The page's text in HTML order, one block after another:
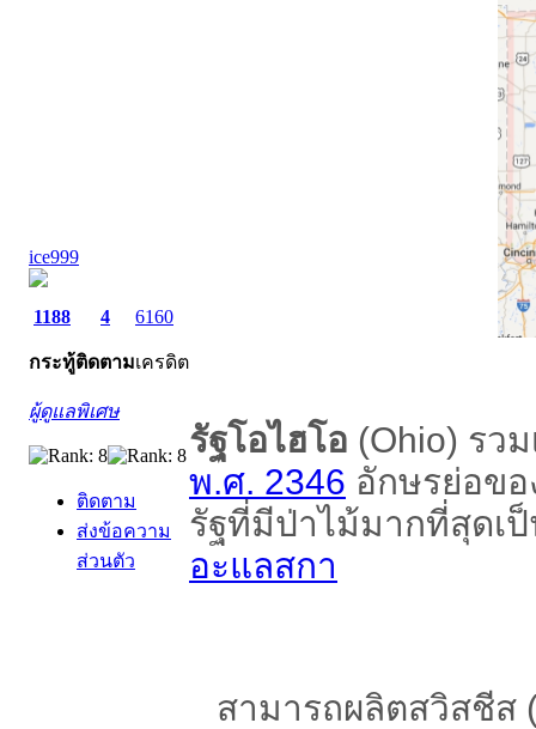
ice999
1188
กระทู้
4
ติดตาม
6160
เครดิต
ผู้ดูแลพิเศษ
ติดตาม
ส่งข้อความ
ส่วนตัว
รัฐโอไฮโอ (Ohio) รว
พ.ศ. 2346 อักษรย่อข
รัฐที่มีป่าไม้มากที่สุดเ
อะแลสกา
สามารถผลิตสวิสชีส